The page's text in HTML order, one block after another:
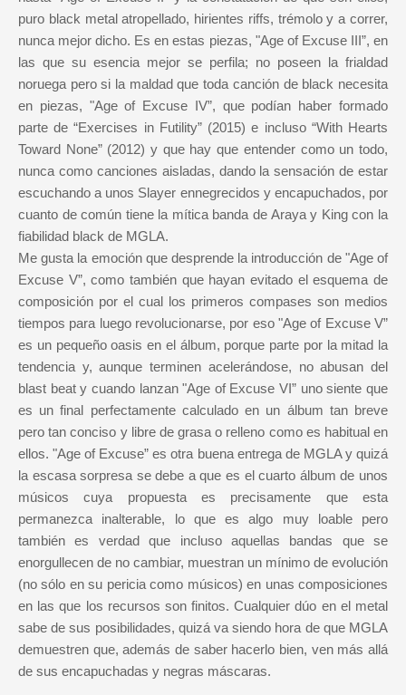
puro black metal atropellado, hirientes riffs, trémolo y a correr,
nunca mejor dicho. Es en estas piezas, "Age of Excuse III”, en
las que su esencia mejor se perfila; no poseen la frialdad
noruega pero si la maldad que toda canción de black necesita
en piezas, "Age of Excuse IV”, que podían haber formado
parte de “Exercises in Futility” (2015) e incluso “With Hearts
Toward None” (2012) y que hay que entender como un todo,
nunca como canciones aisladas, dando la sensación de estar
escuchando a unos Slayer ennegrecidos y encapuchados, por
cuanto de común tiene la mítica banda de Araya y King con la
fiabilidad black de MGLA.
Me gusta la emoción que desprende la introducción de "Age of
Excuse V”, como también que hayan evitado el esquema de
composición por el cual los primeros compases son medios
tiempos para luego revolucionarse, por eso "Age of Excuse V”
es un pequeño oasis en el álbum, porque parte por la mitad la
tendencia y, aunque terminen acelerándose, no abusan del
blast beat y cuando lanzan "Age of Excuse VI” uno siente que
es un final perfectamente calculado en un álbum tan breve
pero tan conciso y libre de grasa o relleno como es habitual en
ellos. "Age of Excuse” es otra buena entrega de MGLA y quizá
la escasa sorpresa se debe a que es el cuarto álbum de unos
músicos cuya propuesta es precisamente que esta
permanezca inalterable, lo que es algo muy loable pero
también es verdad que incluso aquellas bandas que se
enorgullecen de no cambiar, muestran un mínimo de evolución
(no sólo en su pericia como músicos) en unas composiciones
en las que los recursos son finitos. Cualquier dúo en el metal
sabe de sus posibilidades, quizá va siendo hora de que MGLA
demuestren que, además de saber hacerlo bien, ven más allá
de sus encapuchadas y negras máscaras.